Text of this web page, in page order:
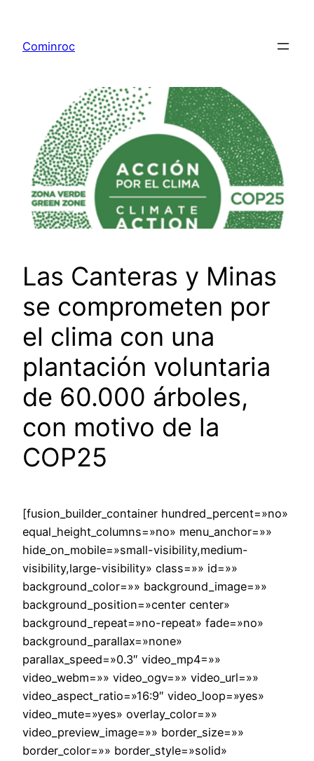
contenido
Cominroc
Las Canteras y Minas
se comprometen por
el clima con una
plantación voluntaria
de 60.000 árboles,
con motivo de la
COP25
[fusion_builder_container hundred_percent=»no»
equal_height_columns=»no» menu_anchor=»»
hide_on_mobile=»small-visibility,medium-
visibility,large-visibility» class=»» id=»»
background_color=»» background_image=»»
background_position=»center center»
background_repeat=»no-repeat» fade=»no»
background_parallax=»none»
parallax_speed=»0.3″ video_mp4=»»
video_webm=»» video_ogv=»» video_url=»»
video_aspect_ratio=»16:9″ video_loop=»yes»
video_mute=»yes» overlay_color=»»
video_preview_image=»» border_size=»»
border_color=»» border_style=»solid»